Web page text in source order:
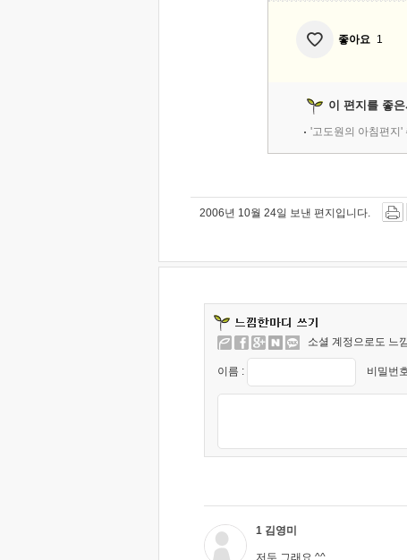
좋아요 1
이 편지를 좋
'고도원의 아침편지'
2006년 10월 24일 보낸 편지입니다.
소셜 계정으로도 느
이름 : 비밀번
1 김영미
저두 그래요 ^^